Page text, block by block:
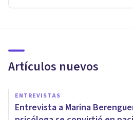
Artículos nuevos
ENTREVISTAS
Entrevista a Marina